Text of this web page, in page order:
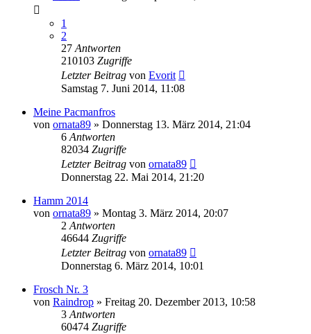
1
2
27 Antworten
210103 Zugriffe
Letzter Beitrag von Evorit
Samstag 7. Juni 2014, 11:08
Meine Pacmanfros
von ornata89 » Donnerstag 13. März 2014, 21:04
6 Antworten
82034 Zugriffe
Letzter Beitrag von ornata89
Donnerstag 22. Mai 2014, 21:20
Hamm 2014
von ornata89 » Montag 3. März 2014, 20:07
2 Antworten
46644 Zugriffe
Letzter Beitrag von ornata89
Donnerstag 6. März 2014, 10:01
Frosch Nr. 3
von Raindrop » Freitag 20. Dezember 2013, 10:58
3 Antworten
60474 Zugriffe